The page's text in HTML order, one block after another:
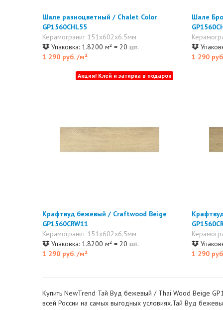
Шале разноцветный / Chalet Color
GP1560CHL55
Керамогранит 151x602x6.5мм
Упаковка: 1.8200 м² = 20 шт.
1 290 руб./м²
Шале
1 290
Акция! Клей и затирка в подарок
Крафтвуд бежевый / Craftwood Beige
GP1560CRW11
Керамогранит 151x602x6.5мм
Упаковка: 1.8200 м² = 20 шт.
1 290 руб./м²
1 290
Купить NewTrend Тай Вуд бежевый / Thai Wood Beige
всей России на самых выгодных условиях.Тай Вуд